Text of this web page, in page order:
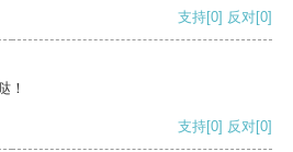
支持[0] 反对[0]
！
支持[0] 反对[0]